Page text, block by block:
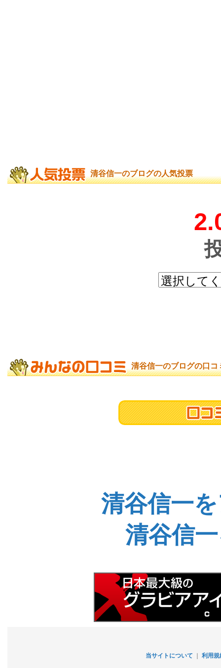
清谷信一のブログの人気投票
清谷信一のブログの口コ
清谷信一
清谷信
当サイトについて 利用規